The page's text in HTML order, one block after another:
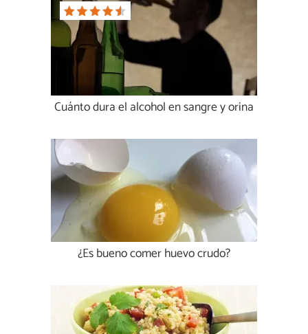
Cuánto dura el alcohol en sangre y orina
¿Es bueno comer huevo crudo?